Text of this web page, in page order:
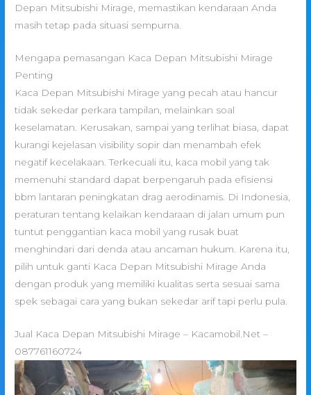
Depan Mitsubishi Mirage, memastikan kendaraan Anda
masih tetap pada situasi sempurna.
Mengapa pemasangan Kaca Depan Mitsubishi Mirage
Penting
Kaca Depan Mitsubishi Mirage yang pecah atau hancur
tidak sekedar perkara tampilan, melainkan soal
keselamatan. Kerusakan, sampai yang terlihat biasa, dapat
kurangi kejelasan visibility sopir dan menambah efek
negatif kecelakaan. Terkecuali itu, kaca mobil yang tak
memenuhi standard dapat berpengaruh pada efisiensi
bbm lantaran peningkatan drag aerodinamis. Di Indonesia,
peraturan tentang kelaikan kendaraan di jalan umum pun
tuntut penggantian kaca mobil yang rusak buat
menghindari dari denda atau ancaman hukum. Karena itu,
pilih untuk ganti Kaca Depan Mitsubishi Mirage Anda
dengan produk yang memiliki kualitas serta sesuai sama
spek sebagai cara yang bukan sekedar arif tapi perlu pula.
Jual Kaca Depan Mitsubishi Mirage – Kacamobil.Net –
087761160724